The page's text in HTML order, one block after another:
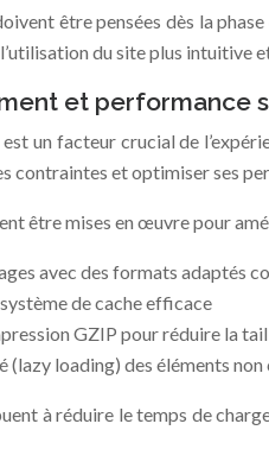
être pensées dès la
du site plus intuitive
et performance
un facteur crucial de
contraintes et optimiser ses
être mises en œuvre pour
avec des formats adaptés
système de cache efficace
GZIP pour réduire la
(lazy loading) des éléments
à réduire le temps de